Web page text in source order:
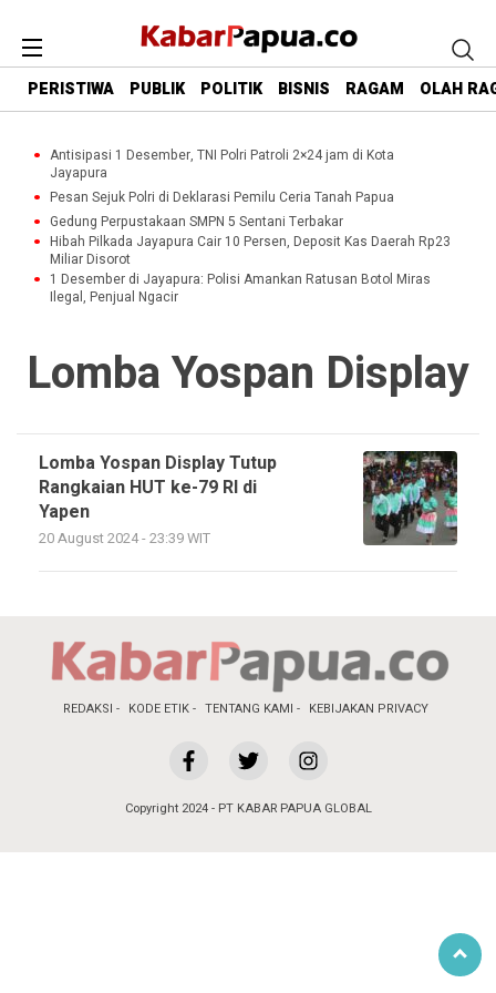
PERISTIWA PUBLIK POLITIK BISNIS RAGAM OLAH
Antisipasi 1 Desember, TNI Polri Patroli 2×24 jam di Kota
Jayapura
Pesan Sejuk Polri di Deklarasi Pemilu Ceria Tanah Papua
Gedung Perpustakaan SMPN 5 Sentani Terbakar
Hibah Pilkada Jayapura Cair 10 Persen, Deposit Kas Daerah Rp23
Miliar Disorot
1 Desember di Jayapura: Polisi Amankan Ratusan Botol Miras
Ilegal, Penjual Ngacir
Lomba Yospan Display
Lomba Yospan Display Tutup
Rangkaian HUT ke-79 RI di
Yapen
20 August 2024 - 23:39 WIT
REDAKSI KODE ETIK TENTANG KAMI KEBIJAKAN PRIVACY
Copyright 2024 - PT KABAR PAPUA GLOBAL